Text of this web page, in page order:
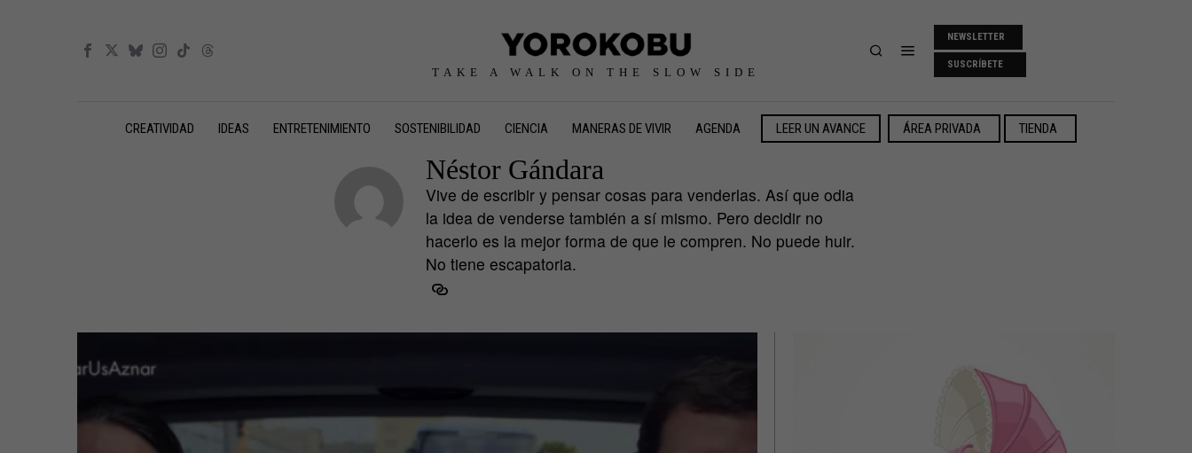
TAKE A WALK ON THE SLOW SIDE
NEWSLETTER
SUSCRÍBETE
CREATIVIDAD IDEAS ENTRETENIMIENTO SOSTENIBILIDAD CIENCIA MANERAS DE VIVIR AGENDA LEER UN AVANCE ÁREA PRIVADA TIENDA
Néstor Gándara
Vive de escribir y pensar cosas para venderlas. Así que odia
la idea de venderse también a sí mismo. Pero decidir no
hacerlo es la mejor forma de que le compren. No puede huir.
No tiene escapatoria.